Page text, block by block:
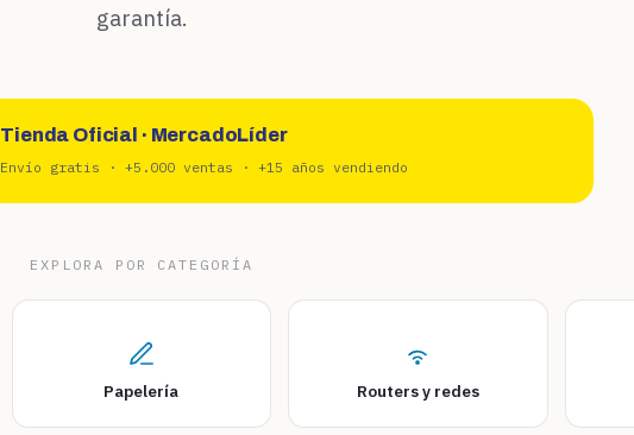
garantía.
Tienda Oficial · MercadoLíder
Envío gratis · +5.000 ventas · +15 años vendiendo
EXPLORA POR CATEGORÍA
Papelería Routers y redes